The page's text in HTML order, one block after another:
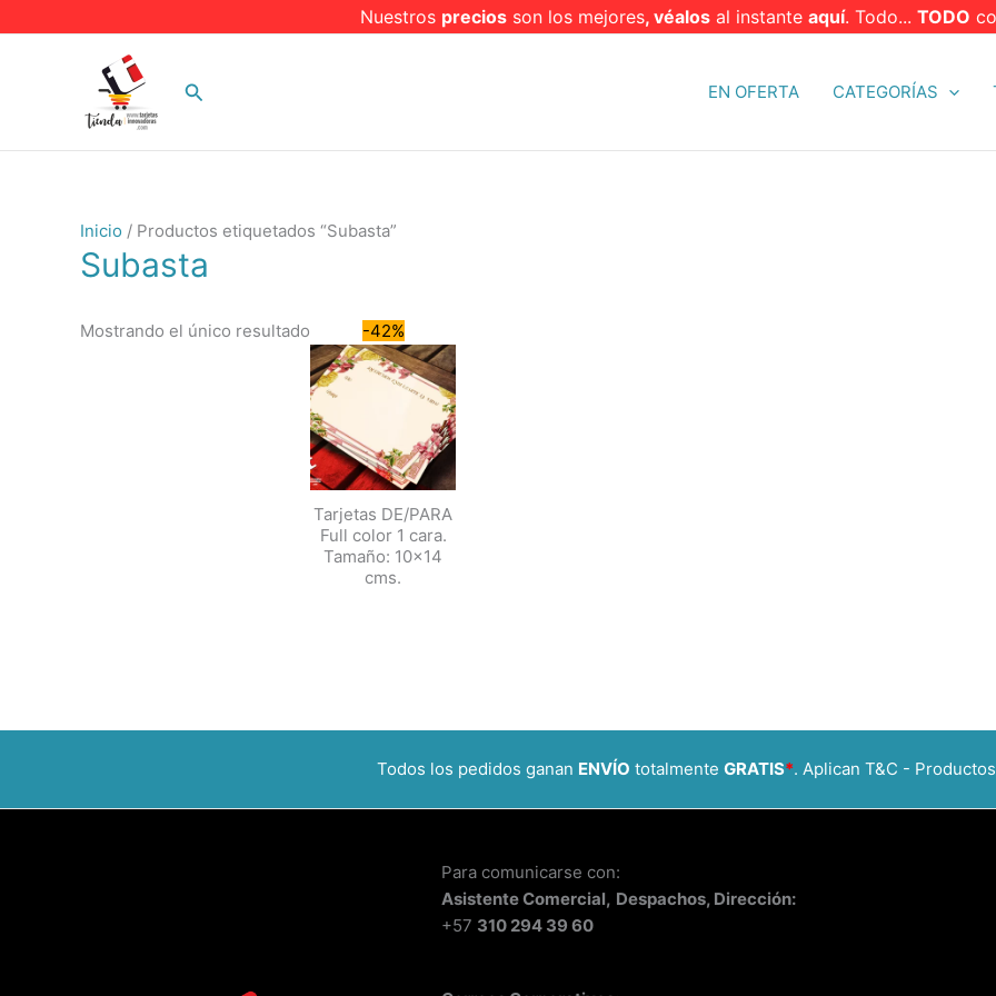
al
Nuestros precios son los mejores, véalos al instante aquí. Todo... TODO
Buscar EN OFERTA CATEGORÍAS
Inicio / Productos etiquetados “Subasta”
Subasta
Mostrando el único resultado -42%
Tarjetas DE/PARA
Full color 1 cara.
Tamaño: 10×14
cms.
Todos los pedidos ganan ENVÍO totalmente GRATIS*. Aplican T&C -
Para comunicarse con:
AsistenteComercial, Despachos, Dirección:
+57 310 294 39 60